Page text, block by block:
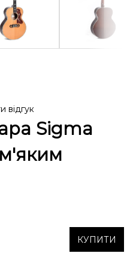
відгук
Sigma
м'яким
КУПИТИ